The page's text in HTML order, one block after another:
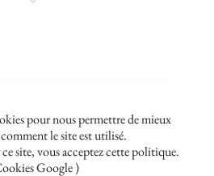
pour nous permettre de mieux
le site est utilisé.
site, vous acceptez cette politique.
Google )